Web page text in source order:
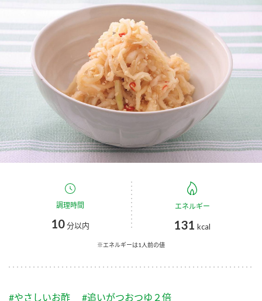
調味酢
お酢ドリンク ぽん酢
みりん風・料理酒 鍋用調味料
つゆ たれ
スープ 中華
ふりかけ おすしの素
キャンペーン情報
ブランド・スペシャルサイト
ブランド・スペシャルサイト トップ
商品ブランドサイト
Fibee（ファイビー）
くらしプラ酢
お酢ドリンク
つゆ
企業情報
国内事業概要
企業理念
ミツカンの歴史
ミツカンを知る
環境への取り組み
調理時間
10分以内
エネルギー
131 kcal
※エネルギーは1人前の値
#やさしいお酢 #追いがつおつゆ２倍